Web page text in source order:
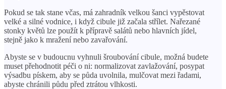
Pokud se tak stane včas, má zahradník velkou šanci vypěstovat
velké a silné vodnice, i když cibule již začala střílet. Nařezané
stonky květů lze použít k přípravě salátů nebo hlavních jídel,
stejně jako k mražení nebo zavařování.
Abyste se v budoucnu vyhnuli šroubování cibule, možná budete
muset přehodnotit péči o ni: normalizovat zavlažování, posypat
výsadbu pískem, aby se půda uvolnila, mulčovat mezi řadami,
abyste chránili půdu před ztrátou vlhkosti.